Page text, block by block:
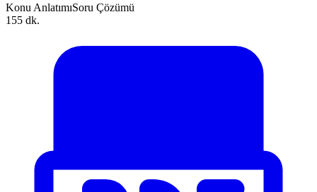
Konu AnlatımıSoru Çözümü
155 dk.